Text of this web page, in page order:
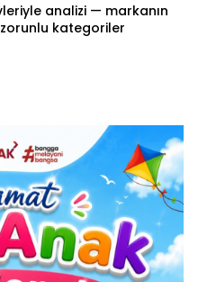
analizi — markanın
kategoriler